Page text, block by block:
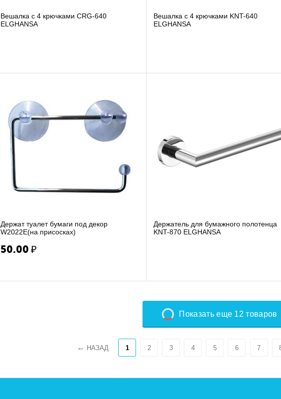
Вешалка с 4 крючками CRG-640
ELGHANSA
Вешалка с 4 крючками KNT-640
ELGHANSA
Держат туалет бумаги под декор
W2022E(на присосках)
50.00 ₽
Держатель для бумажного полотенца
KNT-870 ELGHANSA
Показать еще 12 товаров
НАЗАД 1 2 3 4 5 6 7